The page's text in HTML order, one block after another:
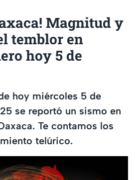
Magnitud y
temblor en
hoy 5 de
hoy miércoles 5 de
se reportó un sismo en
Te contamos los
telúrico.